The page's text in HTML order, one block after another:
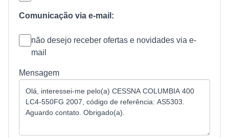
Comunicação via e-mail:
não desejo receber ofertas e novidades via e-
mail
Mensagem